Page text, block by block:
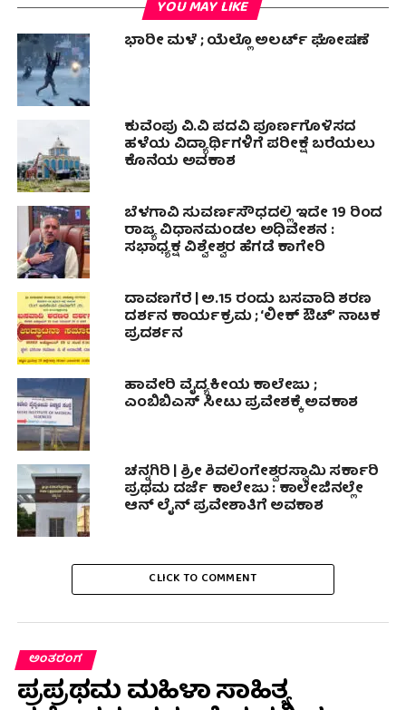
YOU MAY LIKE
ಭಾರೀ ಮಳೆ ; ಯೆಲ್ಲೊ ಅಲರ್ಟ್ ಘೋಷಣೆ
ಕುವೆಂಪು ವಿ.ವಿ ಪದವಿ ಪೂರ್ಣಗೊಳಿಸದ
ಹಳೆಯ ವಿದ್ಯಾರ್ಥಿಗಳಿಗೆ ಪರೀಕ್ಷೆ ಬರೆಯಲು
ಕೊನೆಯ ಅವಕಾಶ
ಬೆಳಗಾವಿ ಸುವರ್ಣಸೌಧದಲ್ಲಿ ಇದೇ 19 ರಿಂದ
ರಾಜ್ಯ ವಿಧಾನಮಂಡಲ ಅಧಿವೇಶನ :
ಸಭಾಧ್ಯಕ್ಷ ವಿಶ್ವೇಶ್ವರ ಹೆಗಡೆ ಕಾಗೇರಿ
ದಾವಣಗೆರೆ | ಅ.15 ರಂದು ಬಸವಾದಿ ಶರಣ
ದರ್ಶನ ಕಾರ್ಯಕ್ರಮ ; ‘ಲೀಕ್ ಔಟ್’ ನಾಟಕ
ಪ್ರದರ್ಶನ
ಹಾವೇರಿ ವೈದ್ಯಕೀಯ ಕಾಲೇಜು ;
ಎಂಬಿಬಿಎಸ್ ಸೀಟು ಪ್ರವೇಶಕ್ಕೆ ಅವಕಾಶ
ಚನ್ನಗಿರಿ | ಶ್ರೀ ಶಿವಲಿಂಗೇಶ್ವರಸ್ವಾಮಿ ಸರ್ಕಾರಿ
ಪ್ರಥಮ ದರ್ಜೆ ಕಾಲೇಜು : ಕಾಲೇಜಿನಲ್ಲೇ
ಆನ್ ಲೈನ್ ಪ್ರವೇಶಾತಿಗೆ ಅವಕಾಶ
CLICK TO COMMENT
ಅಂತರಂಗ
ಪ್ರಪ್ರಥಮ ಮಹಿಳಾ ಸಾಹಿತ್ಯ